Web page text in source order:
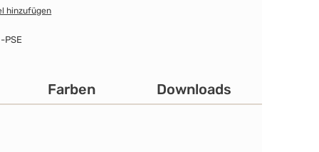
hinzufügen
PSE
Farben Downloads